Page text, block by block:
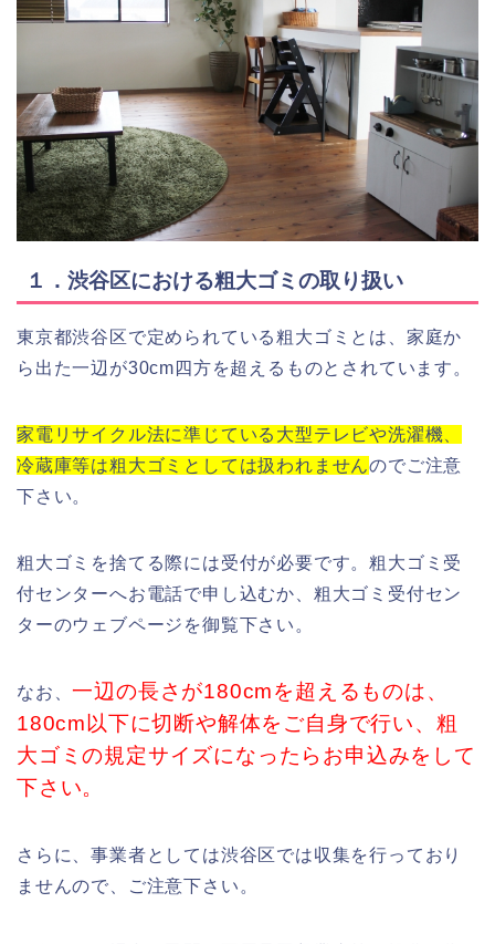
１．渋谷区における粗大ゴミの取り扱い
東京都渋谷区で定められている粗大ゴミとは、家庭か
ら出た一辺が30cm四方を超えるものとされています。
家電リサイクル法に準じている大型テレビや洗濯機、
冷蔵庫等は粗大ゴミとしては扱われませんのでご注意
下さい。
粗大ゴミを捨てる際には受付が必要です。粗大ゴミ受
付センターへお電話で申し込むか、粗大ゴミ受付セン
ターのウェブページを御覧下さい。
なお、一辺の長さが180cmを超えるものは、
180cm以下に切断や解体をご自身で行い、粗
大ゴミの規定サイズになったらお申込みをして
下さい。
さらに、事業者としては渋谷区では収集を行っており
ませんので、ご注意下さい。